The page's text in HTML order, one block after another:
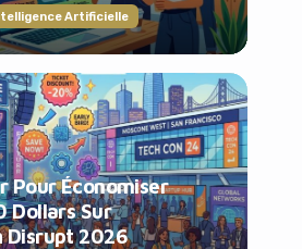
Artificielle
Pour Économiser
Dollars Sur
Disrupt 2026